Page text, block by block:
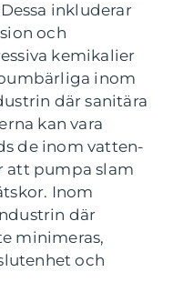
inkluderar
och
kemikalier
inom
där sanitära
kan vara
de inom vatten-
att pumpa slam
Inom
där
minimeras,
och